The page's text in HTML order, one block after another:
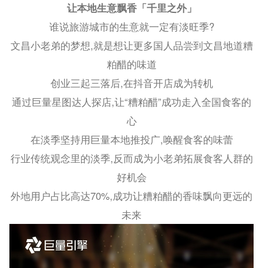
让本地生意飘香「千里之外」
谁说旅游城市的生意就一定有淡旺季?
文昌小老弟的梦想,就是想让更多国人品尝到文昌地道糟
粕醋的味道
创业三起三落后,在抖音开店成为转机
通过巨量星图达人探店,让“糟粕醋”成功走入全国食客的
心
在淡季坚持用巨量本地推投广,唤醒食客的味蕾
行业传统观念里的淡季,反而成为小老弟拓展食客人群的
好机会
外地用户占比高达70%,成功让糟粕醋的香味飘向更远的
未来